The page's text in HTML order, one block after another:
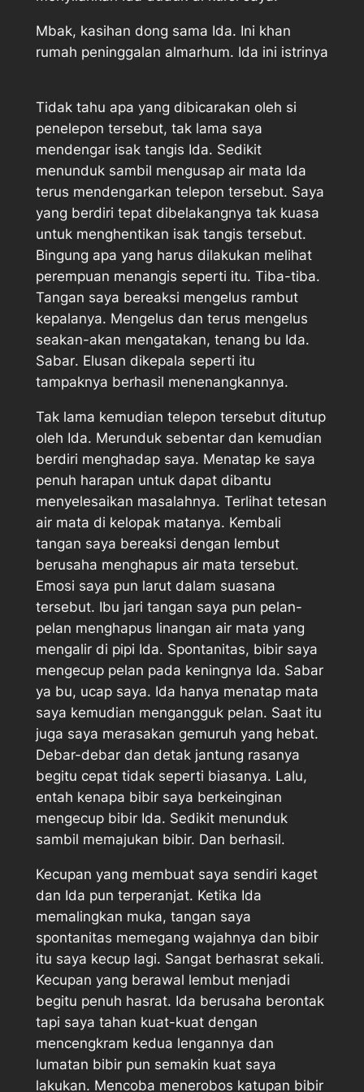
Mbak, kasihan dong sama Ida. Ini khan
rumah peninggalan almarhum. Ida ini istrinya
Tidak tahu apa yang dibicarakan oleh si
penelepon tersebut, tak lama saya
mendengar isak tangis Ida. Sedikit
menunduk sambil mengusap air mata Ida
terus mendengarkan telepon tersebut. Saya
yang berdiri tepat dibelakangnya tak kuasa
untuk menghentikan isak tangis tersebut.
Bingung apa yang harus dilakukan melihat
perempuan menangis seperti itu. Tiba-tiba.
Tangan saya bereaksi mengelus rambut
kepalanya. Mengelus dan terus mengelus
seakan-akan mengatakan, tenang bu Ida.
Sabar. Elusan dikepala seperti itu
tampaknya berhasil menenangkannya.
Tak lama kemudian telepon tersebut ditutup
oleh Ida. Merunduk sebentar dan kemudian
berdiri menghadap saya. Menatap ke saya
penuh harapan untuk dapat dibantu
menyelesaikan masalahnya. Terlihat tetesan
air mata di kelopak matanya. Kembali
tangan saya bereaksi dengan lembut
berusaha menghapus air mata tersebut.
Emosi saya pun larut dalam suasana
tersebut. Ibu jari tangan saya pun pelan-
pelan menghapus linangan air mata yang
mengalir di pipi Ida. Spontanitas, bibir saya
mengecup pelan pada keningnya Ida. Sabar
ya bu, ucap saya. Ida hanya menatap mata
saya kemudian mengangguk pelan. Saat itu
juga saya merasakan gemuruh yang hebat.
Debar-debar dan detak jantung rasanya
begitu cepat tidak seperti biasanya. Lalu,
entah kenapa bibir saya berkeinginan
mengecup bibir Ida. Sedikit menunduk
sambil memajukan bibir. Dan berhasil.
Kecupan yang membuat saya sendiri kaget
dan Ida pun terperanjat. Ketika Ida
memalingkan muka, tangan saya
spontanitas memegang wajahnya dan bibir
itu saya kecup lagi. Sangat berhasrat sekali.
Kecupan yang berawal lembut menjadi
begitu penuh hasrat. Ida berusaha berontak
tapi saya tahan kuat-kuat dengan
mencengkram kedua lengannya dan
lumatan bibir pun semakin kuat saya
lakukan. Mencoba menerobos katupan bibir